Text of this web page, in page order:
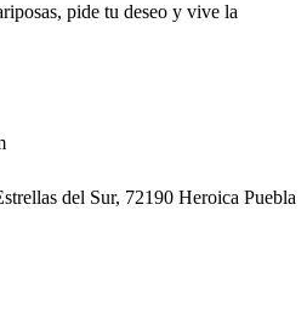
pide tu deseo y vive la
del Sur, 72190 Heroica Puebla